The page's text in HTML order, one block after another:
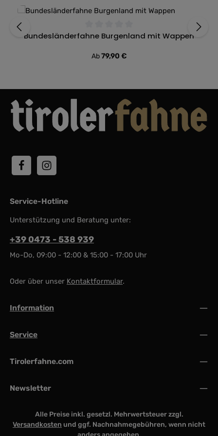
Durchschnittliche Bewertung von 0 von 5 Sternen
Bundesländerfahne Burgenland mit Wappen
Regulärer Preis:
Ab79,90 €
Service-Hotline
Unterstützung und Beratung unter:
+39 0473 - 538 939
Mo-Do, 09:00 - 12:00 & 15:00 - 17:00 Uhr
Oder über unser Kontaktformular.
Information
Service
Tirolerfahne.com
Newsletter
Alle Preise inkl. gesetzl. Mehrwertsteuer zzgl.
Versandkosten und ggf. Nachnahmegebühren, wenn nicht